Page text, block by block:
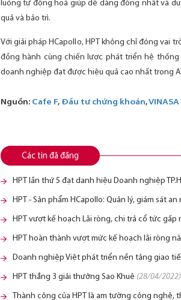
luồng tự động hoá giúp dễ dàng đồng nhất và
quả và bảo trì.
Với giải pháp HCapollo, HPT không chỉ đóng vai
đồng hành cùng chiến lược phát triển hệ thống
doanh nghiệp đạt được hiệu quả cao nhất trong
Nguồn: Cafe F, Đầu tư chứng khoán,VINASA
Các tin đã đăng
HPT lần thứ 5 đạt danh hiệu Doanh nghiệp
HPT - Sản phẩm HCapollo: Quản lý, giám sát
HPT vượt kế hoạch Lãi ròng, chi trả cổ tức gấp
HPT hoàn thành vượt mức kế hoạch lãi ròng
Doanh nghiệp Việt phát triển nền tảng giao
HPT thắng 3 giải thưởng Sao Khuê (28/04/2022)
Thành công của HPT là am tường công nghệ,